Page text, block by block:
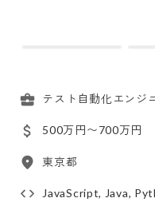
テスト自動化エンジ
500万円〜700万円
東京都
JavaScript, Java,